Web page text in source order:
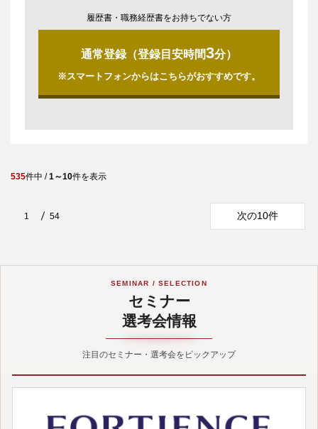
履歴書・職務経歴書をお持ちでない方
通常登録（登録目安時間3分）
※スマートフォンからはこちらがおすすめです。
535件中 /1～10件を表示
1 54 次の10件
SEMINAR / SELECTION
セミナー
選考会情報
注目のセミナー・選考会をピックアップ